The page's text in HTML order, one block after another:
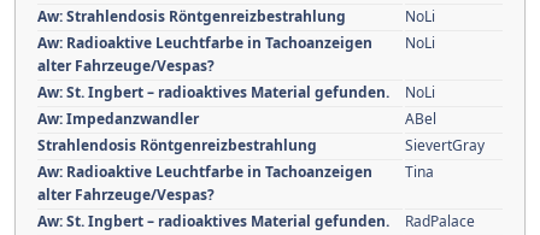
Aw: Strahlendosis Röntgenreizbestrahlung
NoLi
Aw: Radioaktive Leuchtfarbe in Tachoanzeigen
alter Fahrzeuge/Vespas?
NoLi
Aw: St. Ingbert – radioaktives Material gefunden.
NoLi
Aw: Impedanzwandler
ABel
Strahlendosis Röntgenreizbestrahlung
SievertGray
Aw: Radioaktive Leuchtfarbe in Tachoanzeigen
alter Fahrzeuge/Vespas?
Tina
Aw: St. Ingbert – radioaktives Material gefunden.
RadPalace